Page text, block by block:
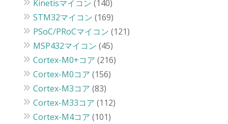
Kinetisマイコン (140)
STM32マイコン (169)
PSoC/PRoCマイコン (121)
MSP432マイコン (45)
Cortex-M0+コア (216)
Cortex-M0コア (156)
Cortex-M3コア (83)
Cortex-M33コア (112)
Cortex-M4コア (101)